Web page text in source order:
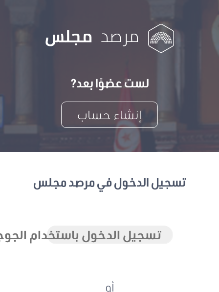
لست عضوًا بعد?
إنشاء حساب
تسجيل الدخول في مرصد مجلس
تسجيل الدخول باستخدام الجوجل